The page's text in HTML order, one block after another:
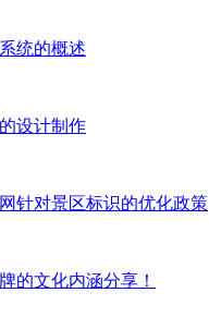
统的概述
设计制作
针对景区标识的优化政策
的文化内涵分享！